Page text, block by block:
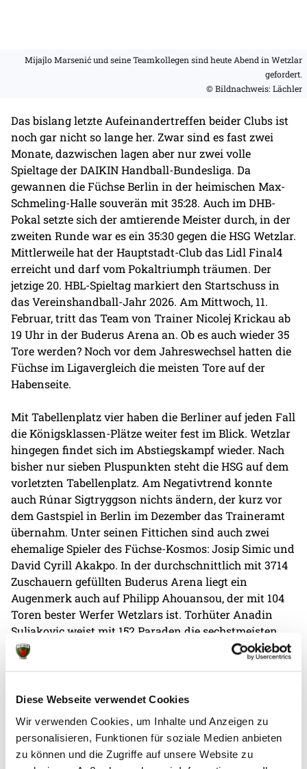
Diese Webseite verwendet Cookies
Wir verwenden Cookies, um Inhalte und Anzeigen zu
personalisieren, Funktionen für soziale Medien anbieten
zu können und die Zugriffe auf unsere Website zu
Mijajlo Marsenić und seine Teamkollegen sind heute Abend in Wetzlar
gefordert.
© Bildnachweis: Lächler
Das bislang letzte Aufeinandertreffen beider Clubs ist
noch gar nicht so lange her. Zwar sind es fast zwei
Monate, dazwischen lagen aber nur zwei volle
Spieltage der DAIKIN Handball-Bundesliga. Da
gewannen die Füchse Berlin in der heimischen Max-
Schmeling-Halle souverän mit 35:28. Auch im DHB-
Pokal setzte sich der amtierende Meister durch, in der
zweiten Runde war es ein 35:30 gegen die HSG Wetzlar.
Mittlerweile hat der Hauptstadt-Club das Lidl Final4
erreicht und darf vom Pokaltriumph träumen. Der
jetzige 20. HBL-Spieltag markiert den Startschuss in
das Vereinshandball-Jahr 2026. Am Mittwoch, 11.
Februar, tritt das Team von Trainer Nicolej Krickau ab
19 Uhr in der Buderus Arena an. Ob es auch wieder 35
Tore werden? Noch vor dem Jahreswechsel hatten die
Füchse im Ligavergleich die meisten Tore auf der
Habenseite.
Mit Tabellenplatz vier haben die Berliner auf jeden Fall
die Königsklassen-Plätze weiter fest im Blick. Wetzlar
hingegen findet sich im Abstiegskampf wieder. Nach
bisher nur sieben Pluspunkten steht die HSG auf dem
vorletzten Tabellenplatz. Am Negativtrend konnte
auch Rúnar Sigtryggson nichts ändern, der kurz vor
dem Gastspiel in Berlin im Dezember das Traineramt
übernahm. Unter seinen Fittichen sind auch zwei
ehemalige Spieler des Füchse-Kosmos: Josip Simic und
David Cyrill Akakpo. In der durchschnittlich mit 3714
Zuschauern gefüllten Buderus Arena liegt ein
Augenmerk auch auf Philipp Ahouansou, der mit 104
Toren bester Werfer Wetzlars ist. Torhüter Anadin
Suljakovic weist mit 152 Paraden die sechstmeisten
der HBL auf.
bislang keine halben Sachen. Die Berliner sind das
unentschieden gespielt hat. Derweil hat der Deutsche
Meister das vielleicht ausgeglichenste Keeper-
Gespann: Dejan Milosavljev ist Neunter der Liste, Lasse